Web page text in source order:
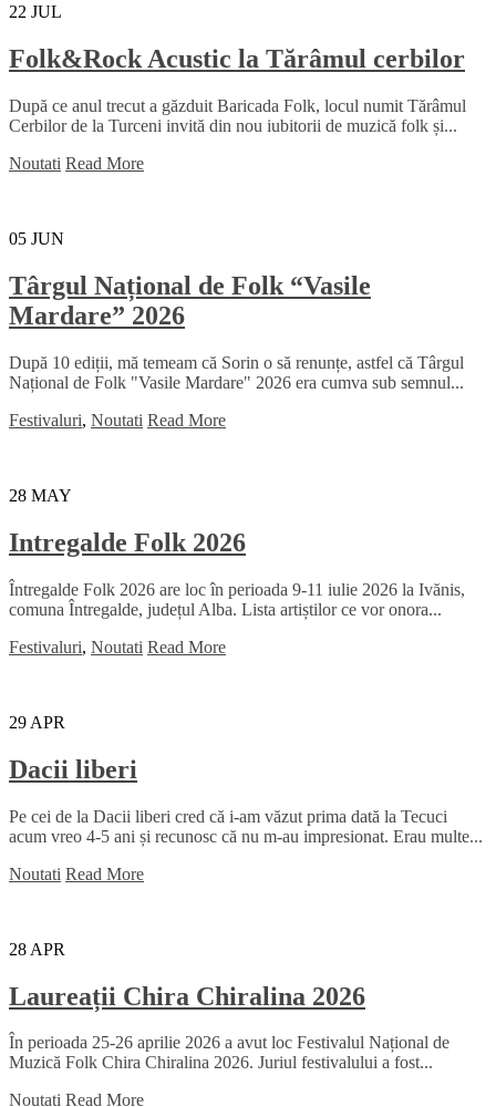
22 JUL
Folk&Rock Acustic la Tărâmul cerbilor
După ce anul trecut a găzduit Baricada Folk, locul numit Tărâmul
Cerbilor de la Turceni invită din nou iubitorii de muzică folk și...
Noutati Read More
05 JUN
Târgul Național de Folk “Vasile
Mardare” 2026
După 10 ediții, mă temeam că Sorin o să renunțe, astfel că Târgul
Național de Folk "Vasile Mardare" 2026 era cumva sub semnul...
Festivaluri, Noutati Read More
28 MAY
Intregalde Folk 2026
Întregalde Folk 2026 are loc în perioada 9-11 iulie 2026 la Ivănis,
comuna Întregalde, județul Alba. Lista artiștilor ce vor onora...
Festivaluri, Noutati Read More
29 APR
Dacii liberi
Pe cei de la Dacii liberi cred că i-am văzut prima dată la Tecuci
acum vreo 4-5 ani și recunosc că nu m-au impresionat. Erau multe...
Noutati Read More
28 APR
Laureații Chira Chiralina 2026
În perioada 25-26 aprilie 2026 a avut loc Festivalul Național de
Muzică Folk Chira Chiralina 2026. Juriul festivalului a fost...
Noutati Read More